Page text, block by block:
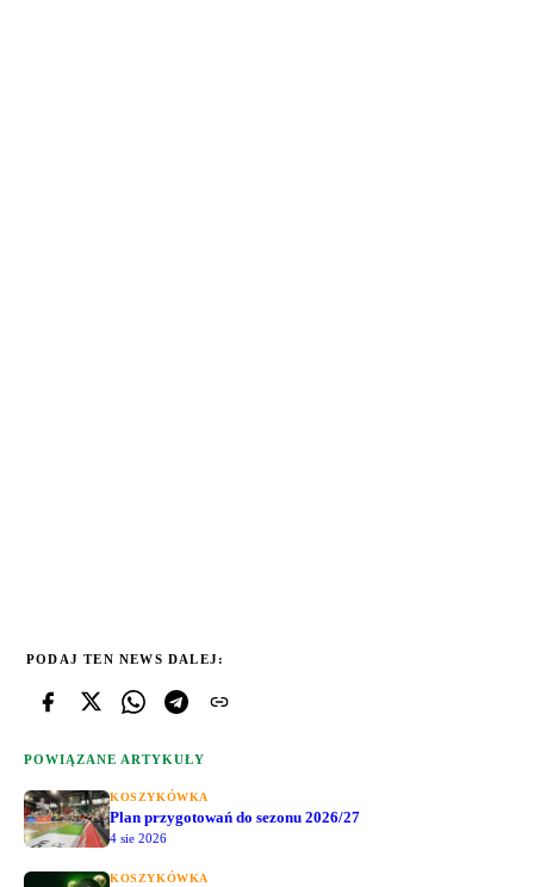
PODAJ TEN NEWS DALEJ:
POWIĄZANE ARTYKUŁY
KOSZYKÓWKA
Plan przygotowań do sezonu 2026/27
4 sie 2026
KOSZYKÓWKA